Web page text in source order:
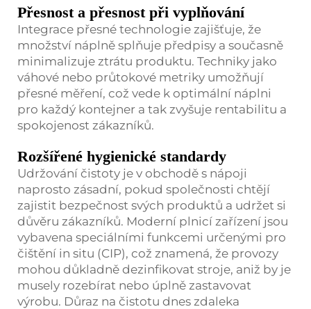
Přesnost a přesnost při vyplňování
Integrace přesné technologie zajišťuje, že
množství náplně splňuje předpisy a současně
minimalizuje ztrátu produktu. Techniky jako
váhové nebo průtokové metriky umožňují
přesné měření, což vede k optimální náplni
pro každý kontejner a tak zvyšuje rentabilitu a
spokojenost zákazníků.
Rozšířené hygienické standardy
Udržování čistoty je v obchodě s nápoji
naprosto zásadní, pokud společnosti chtějí
zajistit bezpečnost svých produktů a udržet si
důvěru zákazníků. Moderní plnicí zařízení jsou
vybavena speciálními funkcemi určenými pro
čištění in situ (CIP), což znamená, že provozy
mohou důkladně dezinfikovat stroje, aniž by je
musely rozebírat nebo úplně zastavovat
výrobu. Důraz na čistotu dnes zdaleka